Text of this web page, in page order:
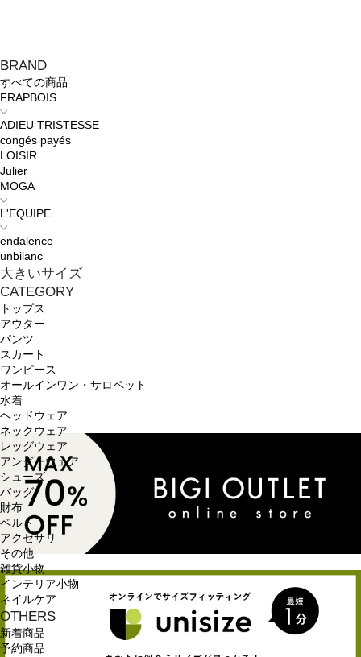
BRAND
すべての商品
FRAPBOIS
ADIEU TRISTESSE
congés payés
LOISIR
Julier
MOGA
L'EQUIPE
endalence
unbilanc
大きいサイズ
CATEGORY
トップス
アウター
パンツ
スカート
ワンピース
オールインワン・サロペット
水着
ヘッドウェア
ネックウェア
レッグウェア
アンダーウェア
シューズ
バッグ
財布
ベルト
アクセサリ
その他
雑貨小物
インテリア小物
ネイルケア
OTHERS
新着商品
予約商品